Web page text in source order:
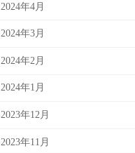
2024年4月
2024年3月
2024年2月
2024年1月
2023年12月
2023年11月